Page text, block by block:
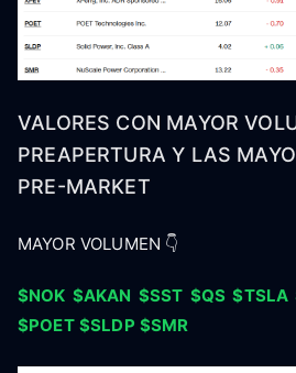
VALORES CON MAYOR
PREAPERTURA Y LAS
PRE-MARKET
MAYOR VOLUMEN 👇
$NOK $AKAN $SST $QS $TSLA
$POET $SLDP $SMR